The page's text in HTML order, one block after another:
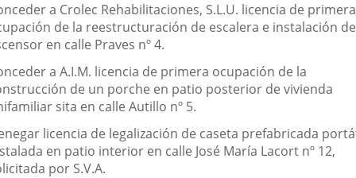
a Crolec Rehabilitaciones, S.L.U. licencia de primera
de la reestructuración de escalera e instalación de
en calle Praves nº 4.
a A.I.M. licencia de primera ocupación de la
de un porche en patio posterior de vivienda
sita en calle Autillo nº 5.
licencia de legalización de caseta prefabricada
en patio interior en calle José María Lacort nº 12,
por S.V.A.